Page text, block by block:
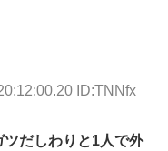
ID:TNNfx
だしわりと1人で外